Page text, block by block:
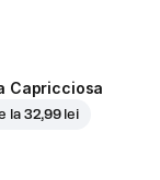
Capricciosa
la 32,99 lei